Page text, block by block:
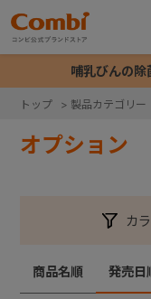
哺乳びんの
トップ > 製品カテゴリー
オプション
カ
商品名順 発売日